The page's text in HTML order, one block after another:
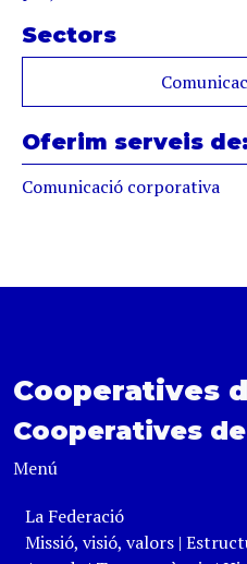
Sectors
Oferim serveis de:
Comunicació corporativa
Cooperatives
Cooperatives
Menú
La Federació
Missió, visió, valors|